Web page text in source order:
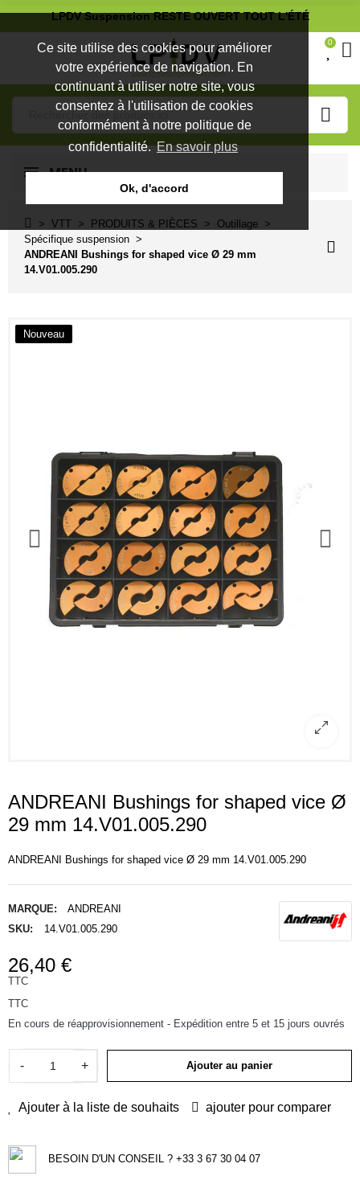
Ce site utilise des cookies pour améliorer
votre expérience de navigation. En
continuant à utiliser notre site, vous
consentez à l'utilisation de cookies
conformément à notre politique de
confidentialité.En savoir plus
Ok, d'accord
LPDV Suspension RESTE OUVERT TOUT L'ÉTÉ
0
MENU
VTT PRODUITS & PIÈCES
Outillage
Spécifique suspension
ANDREANI Bushings for shaped vice Ø 29 mm
14.V01.005.290
Nouveau
ANDREANI Bushings for shaped vice Ø
29 mm 14.V01.005.290
ANDREANI Bushings for shaped vice Ø 29 mm 14.V01.005.290
MARQUE:
ANDREANI
SKU:
14.V01.005.290
26,40 €
TTC
TTC
En cours de réapprovisionnement - Expédition entre 5 et 15 jours ouvrés
- + Ajouter au panier
Ajouter à la liste de souhaits ajouter pour comparer
BESOIN D'UN CONSEIL ? +33 3 67 30 04 07